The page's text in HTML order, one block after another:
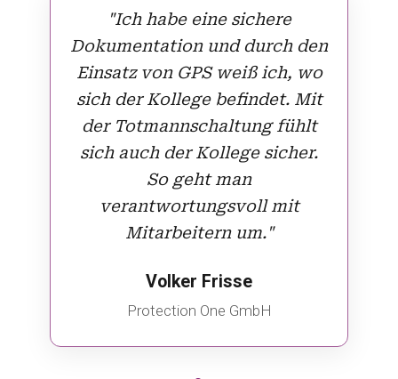
"Ich habe eine sichere
Dokumentation und durch den
Einsatz von GPS weiß ich, wo
sich der Kollege befindet. Mit
der Totmannschaltung fühlt
sich auch der Kollege sicher.
So geht man
verantwortungsvoll mit
Mitarbeitern um."
Volker Frisse
Protection One GmbH